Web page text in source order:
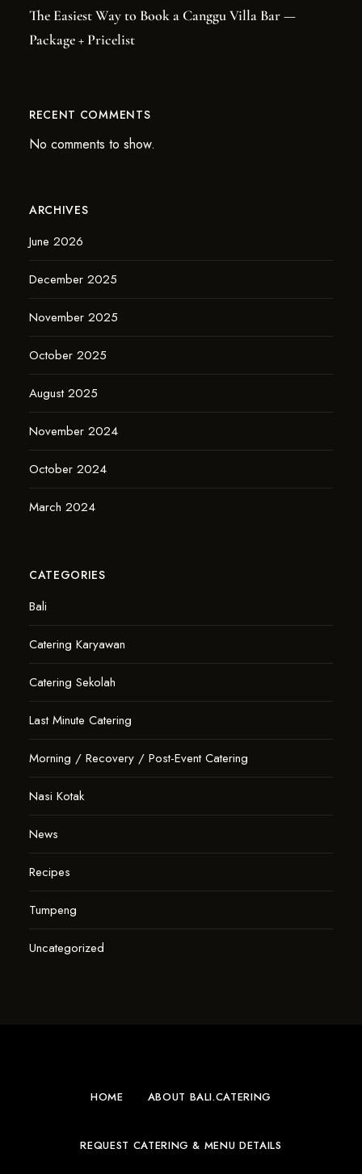
The Easiest Way to Book a Canggu Villa Bar —
Package + Pricelist
RECENT COMMENTS
No comments to show.
ARCHIVES
June 2026
December 2025
November 2025
October 2025
August 2025
November 2024
October 2024
March 2024
CATEGORIES
Bali
Catering Karyawan
Catering Sekolah
Last Minute Catering
Morning / Recovery / Post-Event Catering
Nasi Kotak
News
Recipes
Tumpeng
Uncategorized
HOME ABOUT BALI.CATERING
REQUEST CATERING & MENU DETAILS